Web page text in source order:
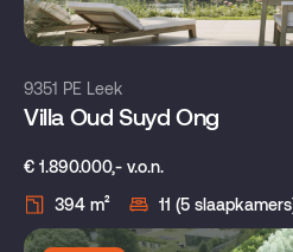
9351 PE Leek
Villa Oud Suyd Ong
€ 1.890.000,- v.o.n.
394 m²
11 (5